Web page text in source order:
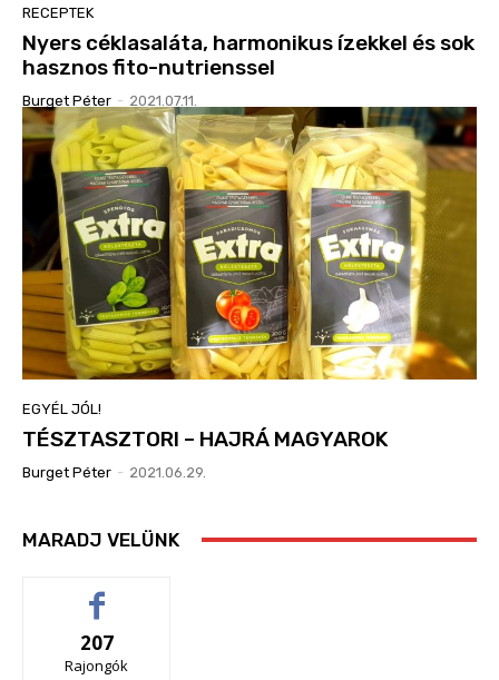
RECEPTEK
Nyers céklasaláta, harmonikus ízekkel és sok
hasznos fito-nutrienssel
Burget Péter - 2021.07.11.
EGYÉL JÓL!
TÉSZTASZTORI – HAJRÁ MAGYAROK
Burget Péter - 2021.06.29.
MARADJ VELÜNK
207
Rajongók